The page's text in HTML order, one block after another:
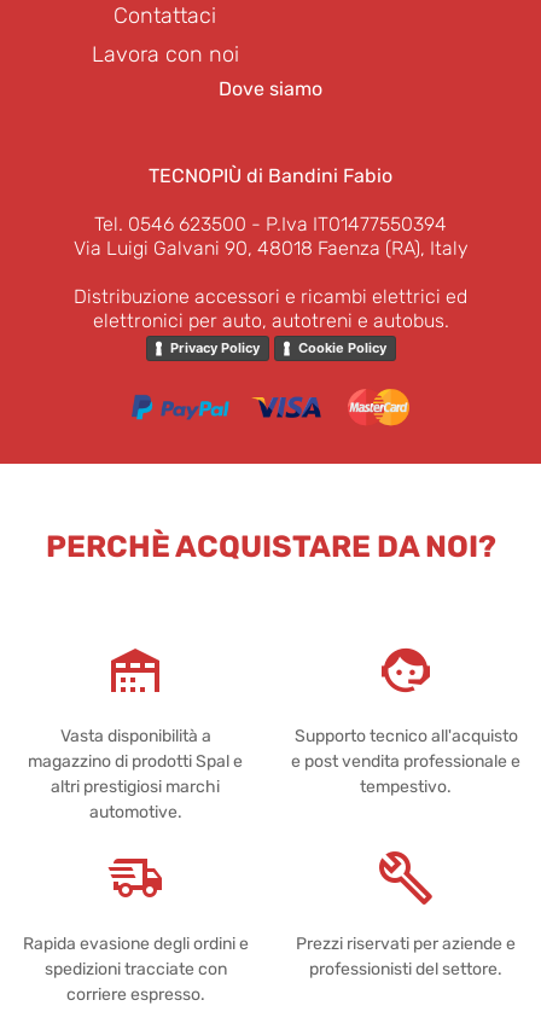
Contattaci
Lavora con noi
Dove siamo
TECNOPIÙ di Bandini Fabio
Tel. 0546 623500 - P.Iva IT01477550394
Via Luigi Galvani 90, 48018 Faenza (RA), Italy
Distribuzione accessori e ricambi elettrici ed
elettronici per auto, autotreni e autobus.
Privacy Policy Cookie Policy
PERCHÈ ACQUISTARE DA NOI?
Vasta disponibilità a
magazzino di prodotti Spal e
altri prestigiosi marchi
automotive.
Supporto tecnico all'acquisto
e post vendita professionale e
tempestivo.
Rapida evasione degli ordini e
spedizioni tracciate con
corriere espresso.
Prezzi riservati per aziende e
professionisti del settore.